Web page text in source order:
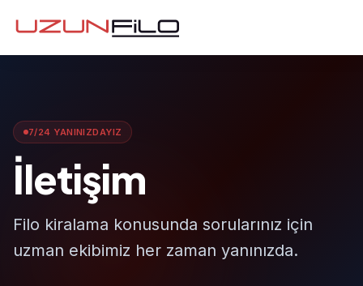
7/24 YANINIZDAYIZ
İletişim
Filo kiralama konusunda sorularınız için
uzman ekibimiz her zaman yanınızda.